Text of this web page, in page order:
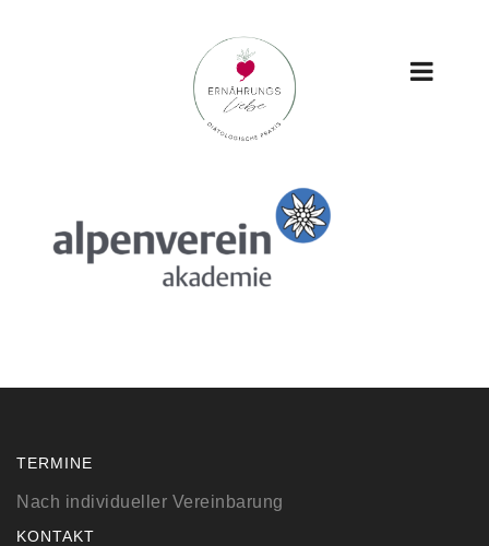
TERMINE
Nach individueller Vereinbarung
KONTAKT